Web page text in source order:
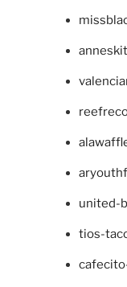
united-
tios-